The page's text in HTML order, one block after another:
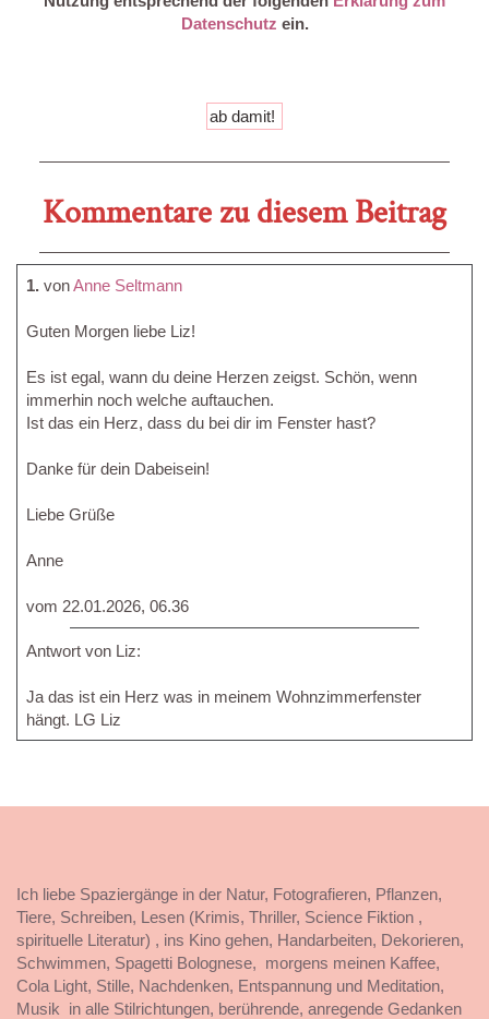
Datenschutz ein.
Kommentare zu diesem Beitrag
1. vonAnne Seltmann
Guten Morgen liebe Liz!
Es ist egal, wann du deine Herzen zeigst. Schön, wenn
immerhin noch welche auftauchen.
Ist das ein Herz, dass du bei dir im Fenster hast?
Danke für dein Dabeisein!
Liebe Grüße
Anne
vom 22.01.2026, 06.36
Antwort von Liz:
Ja das ist ein Herz was in meinem Wohnzimmerfenster
hängt. LG Liz
Ich liebe Spaziergänge in der Natur, Fotografieren, Pflanzen,
Tiere, Schreiben, Lesen (Krimis, Thriller, Science Fiktion ,
spirituelle Literatur) , ins Kino gehen, Handarbeiten, Dekorieren,
Schwimmen, Spagetti Bolognese, morgens meinen Kaffee,
Cola Light, Stille, Nachdenken, Entspannung und Meditation,
Musik in alle Stilrichtungen, berührende, anregende Gedanken